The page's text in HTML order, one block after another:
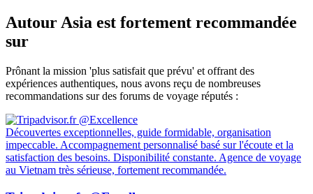
Autour Asia est fortement recommandée
sur
Prônant la mission 'plus satisfait que prévu' et offrant des
expériences authentiques, nous avons reçu de nombreuses
recommandations sur des forums de voyage réputés :
Découvertes exceptionnelles, guide formidable, organisation
impeccable. Accompagnement personnalisé basé sur l'écoute et la
satisfaction des besoins. Disponibilité constante. Agence de voyage
au Vietnam très sérieuse, fortement recommandée.